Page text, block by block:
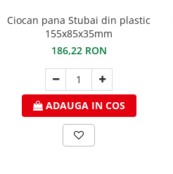
Dispozitiv de indoit
Sabloane
Expandoare
Fierastraie
Topoare
Ciocan pana Stubai din plastic
155x85x35mm
186,22 RON
ADAUGA IN COS